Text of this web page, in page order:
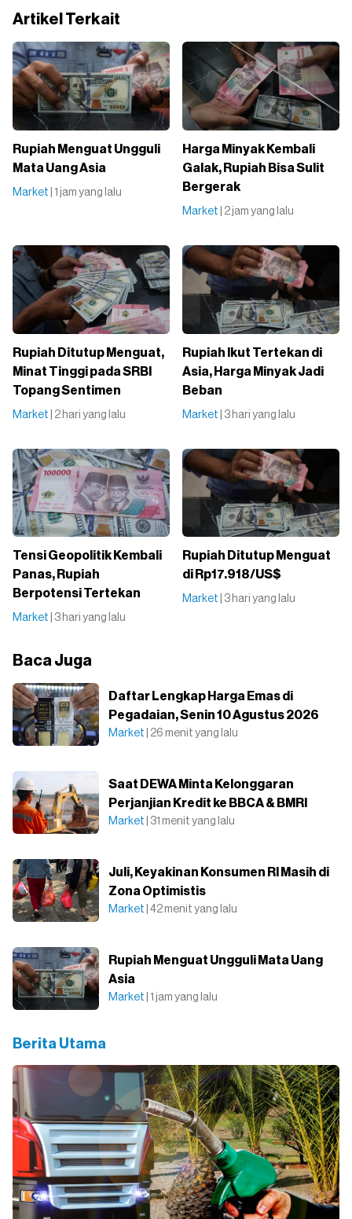
Artikel Terkait
Rupiah Menguat Ungguli
Mata Uang Asia
Market | 1 jam yang lalu
Harga Minyak Kembali
Galak, Rupiah Bisa Sulit
Bergerak
Market | 2 jam yang lalu
Rupiah Ditutup Menguat,
Minat Tinggi pada SRBI
Topang Sentimen
Market | 2 hari yang lalu
Rupiah Ikut Tertekan di
Asia, Harga Minyak Jadi
Beban
Market | 3 hari yang lalu
Tensi Geopolitik Kembali
Panas, Rupiah
Berpotensi Tertekan
Market | 3 hari yang lalu
Rupiah Ditutup Menguat
di Rp17.918/US$
Market | 3 hari yang lalu
Baca Juga
Daftar Lengkap Harga Emas di
Pegadaian, Senin 10 Agustus 2026
Market | 26 menit yang lalu
Saat DEWA Minta Kelonggaran
Perjanjian Kredit ke BBCA & BMRI
Market | 31 menit yang lalu
Juli, Keyakinan Konsumen RI Masih di
Zona Optimistis
Market | 42 menit yang lalu
Rupiah Menguat Ungguli Mata Uang
Asia
Market | 1 jam yang lalu
Berita Utama